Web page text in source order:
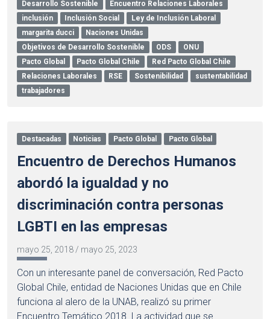
Desarrollo Sostenible
Encuentro Relaciones Laborales
inclusión
Inclusión Social
Ley de Inclusión Laboral
margarita ducci
Naciones Unidas
Objetivos de Desarrollo Sostenible
ODS
ONU
Pacto Global
Pacto Global Chile
Red Pacto Global Chile
Relaciones Laborales
RSE Sostenibilidad
sustentabilidad
trabajadores
Destacadas Noticias Pacto Global Pacto Global
Encuentro de Derechos Humanos
abordó la igualdad y no
discriminación contra personas
LGBTI en las empresas
mayo 25, 2018 / mayo 25, 2023
Con un interesante panel de conversación, Red Pacto
Global Chile, entidad de Naciones Unidas que en Chile
funciona al alero de la UNAB, realizó su primer
Encuentro Temático 2018. La actividad que se